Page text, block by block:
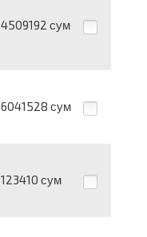
4509192 сум
6041528 сум
123410 сум